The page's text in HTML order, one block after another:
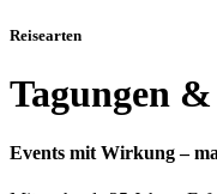
Reisearten
Tagungen
Events mit Wirkung –